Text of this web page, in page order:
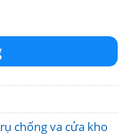
x đế 250mm vàng
chống va cửa kho